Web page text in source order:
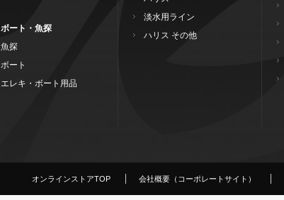
ボート・魚探
魚探
ボート
エレキ・ボート用品
淡水用ライン
ハリス その他
オンラインストアTOP 会社概要（コーポレートサイト）